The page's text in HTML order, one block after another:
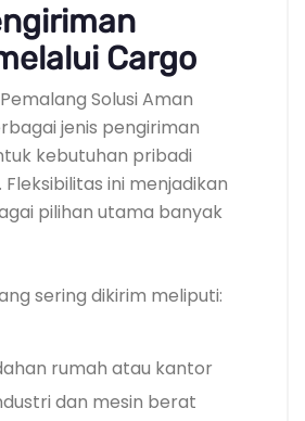
Cargo
Solusi Aman
jenis pengiriman
kebutuhan pribadi
ini menjadikan
pilihan utama banyak
sering dikirim meliputi:
rumah atau kantor
dan mesin berat